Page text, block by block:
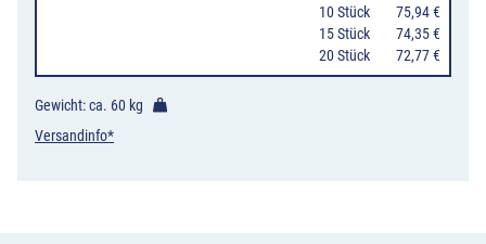
76
mm,
Maße
10 Stück
75,94 €
15 Stück
74,35 €
20 Stück
72,77 €
Gewicht: ca. 60 kg
Versandinfo*